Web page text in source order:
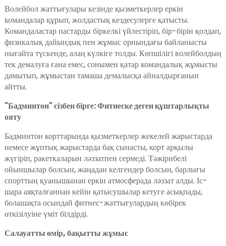
Волейбол жаттығулары кезінде қызметкерлер еркін
командалар құрып, жолдастық кездесулерге қатысты.
Командаластар пастарды біркелкі үйлестіріп, бір-бірін қолдап,
физикалық дайындық пен жұмыс орнындағы байланысты
нығайта түскенде, алаң күлкіге толды. Көпшілігі волейболдың
тек демалуға ғана емес, сонымен қатар командалық жұмысты
дамытып, жұмыстан тамаша демалысқа айналдырғанын
айтты.
"Бадминтон" сізбен бірге: Фитнеске деген құштарлықты
ояту
Бадминтон корттарында қызметкерлер жекелей жарыстарда
немесе жұптық жарыстарда бақ сынасты, корт арқылы
жүгіріп, ракеткаларын ләззатпен сермеді. Тәжірибелі
ойыншылар болсын, жаңадан келгендер болсын, барлығы
спорттың қуанышынан еркін атмосферада ләззат алды. Іс-
шара аяқталғаннан кейін қатысушылар кетуге асықпады,
болашақта осындай фитнес-жаттығулардың көбірек
өткізілуіне үміт білдірді.
Салауатты өмір, бақытты жұмыс